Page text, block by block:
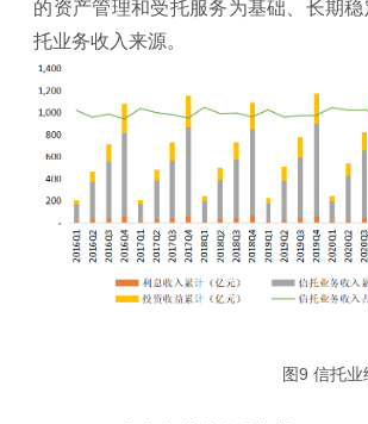
的资产管理和受托服务为基础、长期
托业务收入来源。
图9 信托